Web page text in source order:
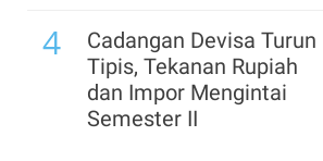
4
Cadangan Devisa Turun
Tipis, Tekanan Rupiah
dan Impor Mengintai
Semester II